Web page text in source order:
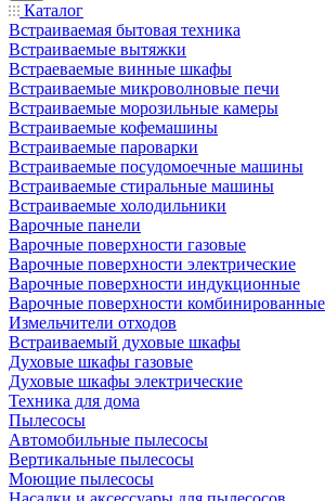
Каталог
Встраиваемая бытовая техника
Встраиваемые вытяжки
Встраеваемые винные шкафы
Встраиваемые микроволновые печи
Встраиваемые морозильные камеры
Встраиваемые кофемашины
Встраиваемые пароварки
Встраиваемые посудомоечные машины
Встраиваемые стиральные машины
Встраиваемые холодильники
Варочные панели
Варочные поверхности газовые
Варочные поверхности электрические
Варочные поверхности индукционные
Варочные поверхности комбинированные
Измельчители отходов
Встраиваемый духовые шкафы
Духовые шкафы газовые
Духовые шкафы электрические
Техника для дома
Пылесосы
Автомобильные пылесосы
Вертикальные пылесосы
Моющие пылесосы